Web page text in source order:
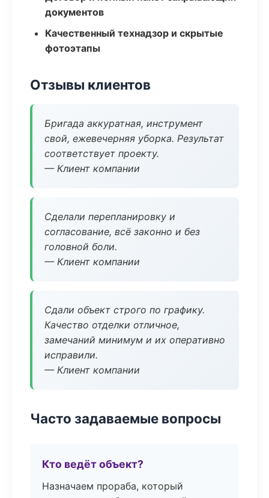
документов
Качественный технадзор и скрытые
фотоэтапы
Отзывы клиентов
Бригада аккуратная, инструмент
свой, ежевечерняя уборка. Результат
соответствует проекту.
— Клиент компании
Сделали перепланировку и
согласование, всё законно и без
головной боли.
— Клиент компании
Сдали объект строго по графику.
Качество отделки отличное,
замечаний минимум и их оперативно
исправили.
— Клиент компании
Часто задаваемые вопросы
Кто ведёт объект?
Назначаем прораба, который